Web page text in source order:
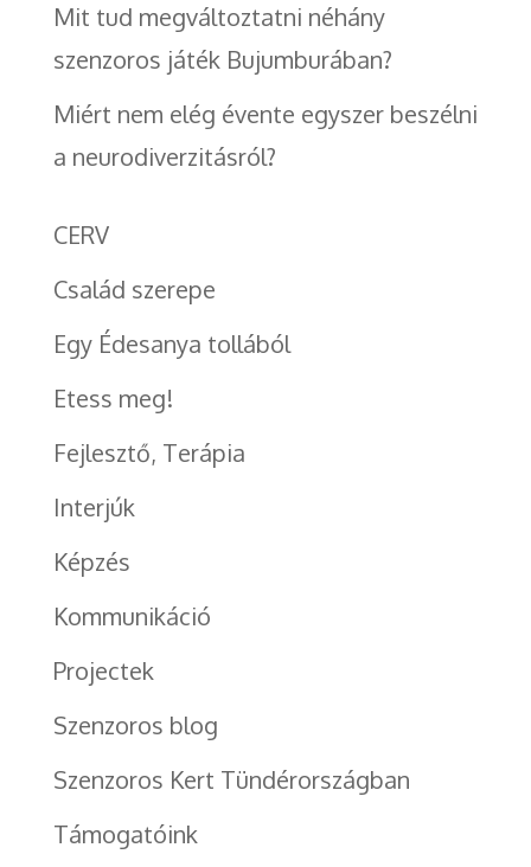
Mit tud megváltoztatni néhány
szenzoros játék Bujumburában?
Miért nem elég évente egyszer beszélni
a neurodiverzitásról?
CERV
Család szerepe
Egy Édesanya tollából
Etess meg!
Fejlesztő, Terápia
Interjúk
Képzés
Kommunikáció
Projectek
Szenzoros blog
Szenzoros Kert Tündérországban
Támogatóink